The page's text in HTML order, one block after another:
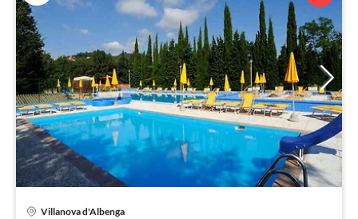
Villanova d'Albenga